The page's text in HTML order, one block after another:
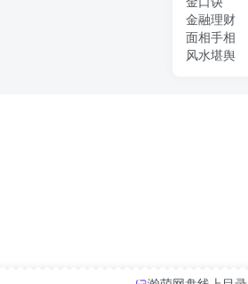
金融理财
面相手相
风水堪舆